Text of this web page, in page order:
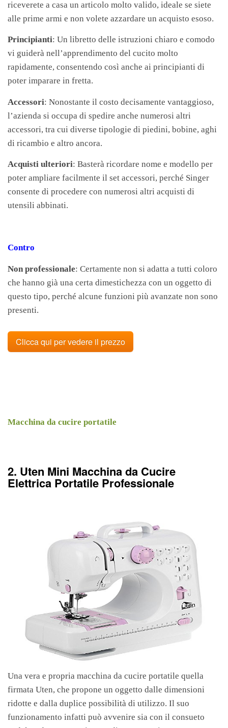
riceverete a casa un articolo molto valido, ideale se siete
alle prime armi e non volete azzardare un acquisto esoso.
Principianti: Un libretto delle istruzioni chiaro e comodo
vi guiderà nell’apprendimento del cucito molto
rapidamente, consentendo così anche ai principianti di
poter imparare in fretta.
Accessori: Nonostante il costo decisamente vantaggioso,
l’azienda si occupa di spedire anche numerosi altri
accessori, tra cui diverse tipologie di piedini, bobine, aghi
di ricambio e altro ancora.
Acquisti ulteriori: Basterà ricordare nome e modello per
poter ampliare facilmente il set accessori, perché Singer
consente di procedere con numerosi altri acquisti di
utensili abbinati.
Contro
Non professionale: Certamente non si adatta a tutti coloro
che hanno già una certa dimestichezza con un oggetto di
questo tipo, perché alcune funzioni più avanzate non sono
presenti.
Clicca qui per vedere il prezzo
Macchina da cucire portatile
2. Uten Mini Macchina da Cucire
Elettrica Portatile Professionale
Una vera e propria macchina da cucire portatile quella
firmata Uten, che propone un oggetto dalle dimensioni
ridotte e dalla duplice possibilità di utilizzo. Il suo
funzionamento infatti può avvenire sia con il consueto